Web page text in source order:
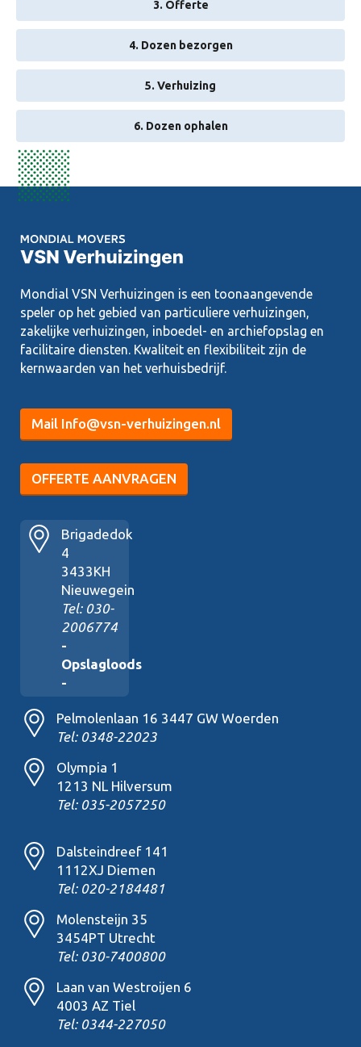
3. Offerte
4. Dozen bezorgen
5. Verhuizing
6. Dozen ophalen
Mondial VSN Verhuizingen is een toonaangevende
speler op het gebied van particuliere verhuizingen,
zakelijke verhuizingen, inboedel- en archiefopslag en
facilitaire diensten. Kwaliteit en flexibiliteit zijn de
kernwaarden van het verhuisbedrijf.
Mail Info@vsn-verhuizingen.nl
OFFERTE AANVRAGEN
Brigadedok
4
3433KH
Nieuwegein
Tel: 030-
2006774
-
Opslagloods
-
Pelmolenlaan 16 3447 GW Woerden
Tel: 0348-22023
Olympia 1
1213 NL Hilversum
Tel: 035-2057250
Dalsteindreef 141
1112XJ Diemen
Tel: 020-2184481
Molensteijn 35
3454PT Utrecht
Tel: 030-7400800
Laan van Westroijen 6
4003 AZ Tiel
Tel: 0344-227050